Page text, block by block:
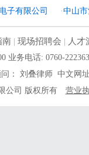
子有限公司 ·中山
南| 现场招聘会 | 人才
业务电话: 0760-
： 刘叠律师 中文网
公司 版权所有
营业